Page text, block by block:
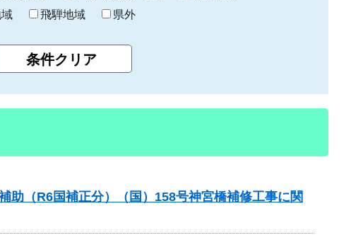
飛騨地域 県外
助（R6国補正分）（国）158号神宮橋補修工事に関